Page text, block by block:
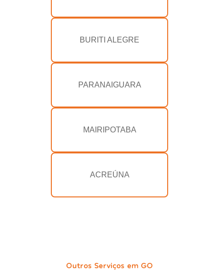
BURITI ALEGRE
PARANAIGUARA
MAIRIPOTABA
ACREÚNA
Outros Serviços em GO